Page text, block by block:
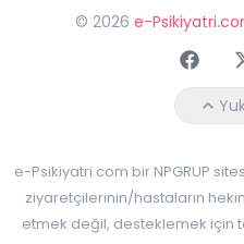
© 2026 e-
e-Psikiyatri.com bir NPGRUP
ziyaretçilerinin/hastaların
etmek değil, desteklemek için